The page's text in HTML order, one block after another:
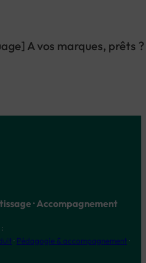
A vos marques, prêts
· Accompagnement
· Pédagogie & accompagnement ·